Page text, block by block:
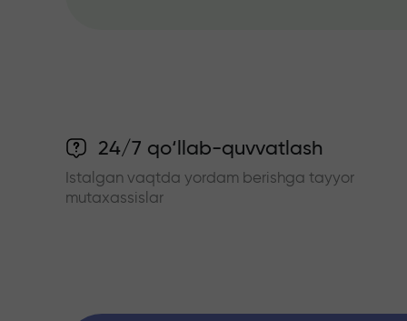
24/7 qo‘llab-quvvatlash
Istalgan vaqtda yordam berishga tayyor
mutaxassislar